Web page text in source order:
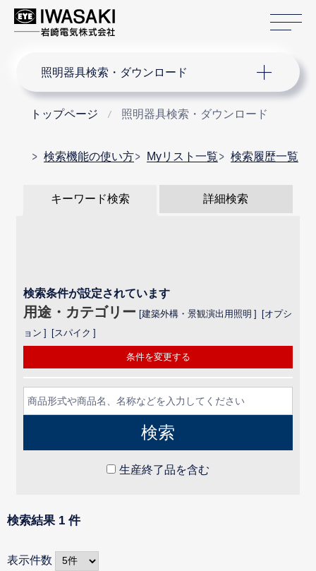
照明器具検索・ダウンロード
トップページ 照明器具検索・ダウンロード
検索機能の使い方 Myリスト一覧 検索履歴一覧
キーワード検索 詳細検索
条件を変更する
検索条件が設定されています
用途・カテゴリー 建築外構・景観演出用照明
オプシ
ョン
スパイク
生産終了品を含む
検索結果 1 件
表示件数